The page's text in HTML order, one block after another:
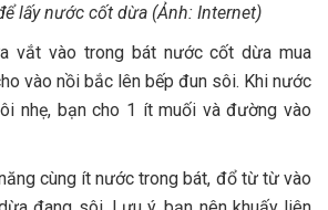
lấy nước cốt dừa (Ảnh: Internet)
vắt vào trong bát nước cốt dừa mua
vào nồi bắc lên bếp đun sôi. Khi nước
nhẹ, bạn cho 1 ít muối và đường vào
cùng ít nước trong bát, đổ từ từ vào